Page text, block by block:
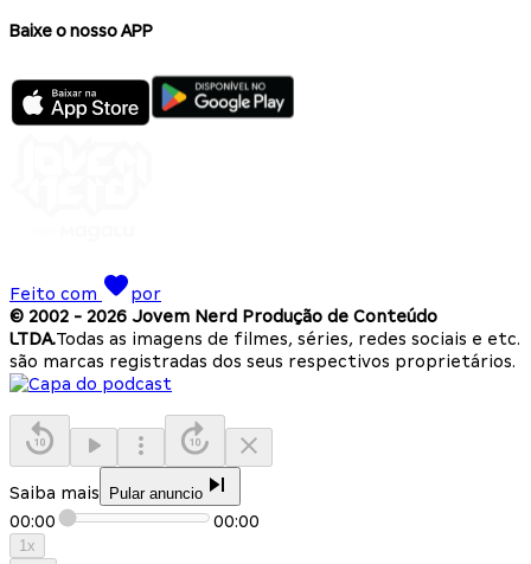
Baixe o nosso APP
Feito com
por
© 2002 - 2026 Jovem Nerd Produção de Conteúdo
LTDA.Todas as imagens de filmes, séries, redes sociais e etc.
são marcas registradas dos seus respectivos proprietários.
Saiba mais Pular anuncio
00:00 00:00
1x